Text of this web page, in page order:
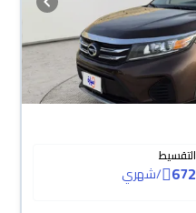
التقسيط
672
/شهري